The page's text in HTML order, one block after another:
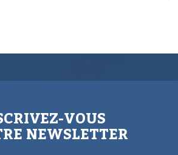
VOUS
NEWSLETTER